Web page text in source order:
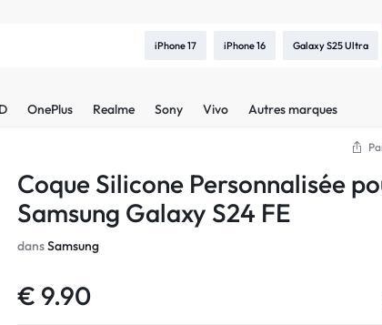
iPhone 17 iPhone 16 Galaxy S25 Ultra
OnePlus Realme Sony Vivo Autres marques
Coque Silicone Personnalisée
Samsung Galaxy S24 FE
dansSamsung
€ 9.90